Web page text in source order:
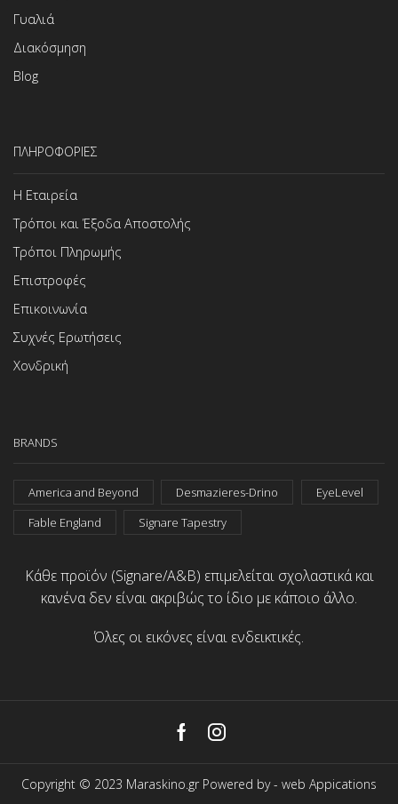
Γυαλιά
Διακόσμηση
Blog
ΠΛΗΡΟΦΟΡΙΕΣ
Η Εταιρεία
Τρόποι και Έξοδα Αποστολής
Τρόποι Πληρωμής
Επιστροφές
Επικοινωνία
Συχνές Ερωτήσεις
Χονδρική
BRANDS
America and Beyond Desmazieres-Drino
EyeLevel
Fable England
Signare Tapestry
Κάθε προϊόν (Signare/A&B) επιμελείται σχολαστικά και
κανένα δεν είναι ακριβώς το ίδιο με κάποιο άλλο.
Όλες οι εικόνες είναι ενδεικτικές.
FacebookInstagram
Copyright © 2023 Maraskino.gr Powered by - web Appications